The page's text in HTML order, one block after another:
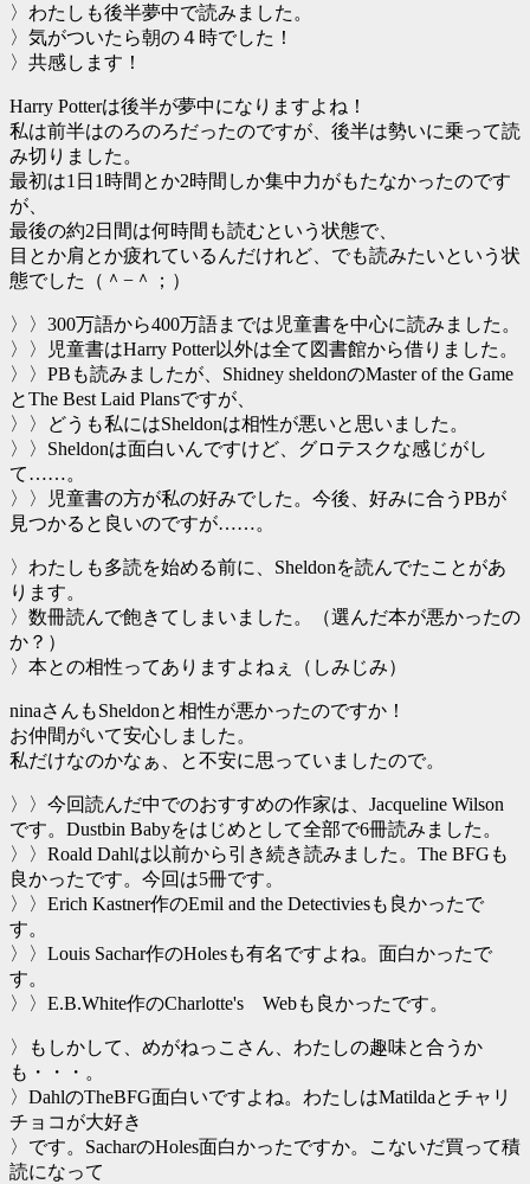
〉わたしも後半夢中で読みました。
〉気がついたら朝の４時でした！
〉共感します！
Harry Potterは後半が夢中になりますよね！
私は前半はのろのろだったのですが、後半は勢いに乗って読
み切りました。
最初は1日1時間とか2時間しか集中力がもたなかったのです
が、
最後の約2日間は何時間も読むという状態で、
目とか肩とか疲れているんだけれど、でも読みたいという状
態でした（＾−＾；）
〉〉300万語から400万語までは児童書を中心に読みました。
〉〉児童書はHarry Potter以外は全て図書館から借りました。
〉〉PBも読みましたが、Shidney sheldonのMaster of the Game
とThe Best Laid Plansですが、
〉〉どうも私にはSheldonは相性が悪いと思いました。
〉〉Sheldonは面白いんですけど、グロテスクな感じがし
て……。
〉〉児童書の方が私の好みでした。今後、好みに合うPBが
見つかると良いのですが……。
〉わたしも多読を始める前に、Sheldonを読んでたことがあ
ります。
〉数冊読んで飽きてしまいました。（選んだ本が悪かったの
か？）
〉本との相性ってありますよねぇ（しみじみ）
ninaさんもSheldonと相性が悪かったのですか！
お仲間がいて安心しました。
私だけなのかなぁ、と不安に思っていましたので。
〉〉今回読んだ中でのおすすめの作家は、Jacqueline Wilson
です。Dustbin Babyをはじめとして全部で6冊読みました。
〉〉Roald Dahlは以前から引き続き読みました。The BFGも
良かったです。今回は5冊です。
〉〉Erich Kastner作のEmil and the Detectiviesも良かったで
す。
〉〉Louis Sachar作のHolesも有名ですよね。面白かったで
す。
〉〉E.B.White作のCharlotte's Webも良かったです。
〉もしかして、めがねっこさん、わたしの趣味と合うか
も・・・。
〉DahlのTheBFG面白いですよね。わたしはMatildaとチャリ
チョコが大好き
〉です。SacharのHoles面白かったですか。こないだ買って積
読になって